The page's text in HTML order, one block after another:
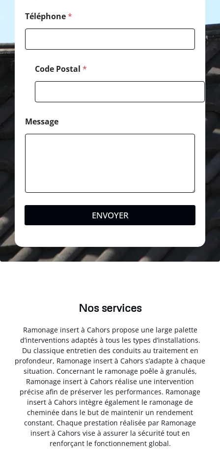
Téléphone*
Code Postal *
Message
ENVOYER
Nos services
Ramonage insert à Cahors propose une large palette
d’interventions adaptés à tous les types d’installations.
Du classique entretien des conduits au traitement en
profondeur, Ramonage insert à Cahors s’adapte à chaque
situation. Concernant le ramonage poêle à granulés,
Ramonage insert à Cahors réalise une intervention
précise afin de préserver les performances. Ramonage
insert à Cahors intègre également le ramonage de
cheminée dans le but de maintenir un rendement
constant. Chaque prestation réalisée par Ramonage
insert à Cahors vise à assurer la sécurité tout en
renforçant le fonctionnement global.